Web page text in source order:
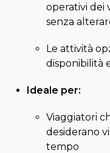
operativi dei
senza
Le attività
disponibilità
Ideale per:
Viaggiatori
desiderano
tempo